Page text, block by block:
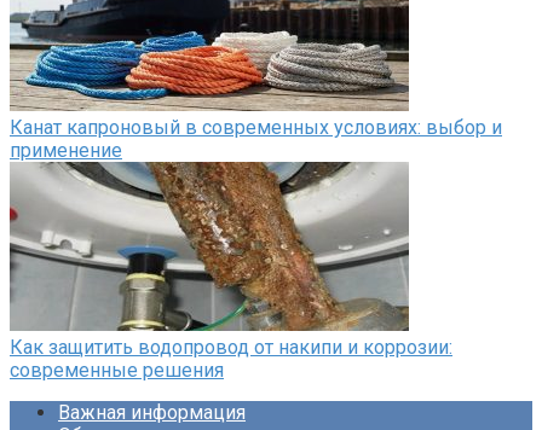
Канат капроновый в современных условиях: выбор и
применение
Как защитить водопровод от накипи и коррозии:
современные решения
Важная информация